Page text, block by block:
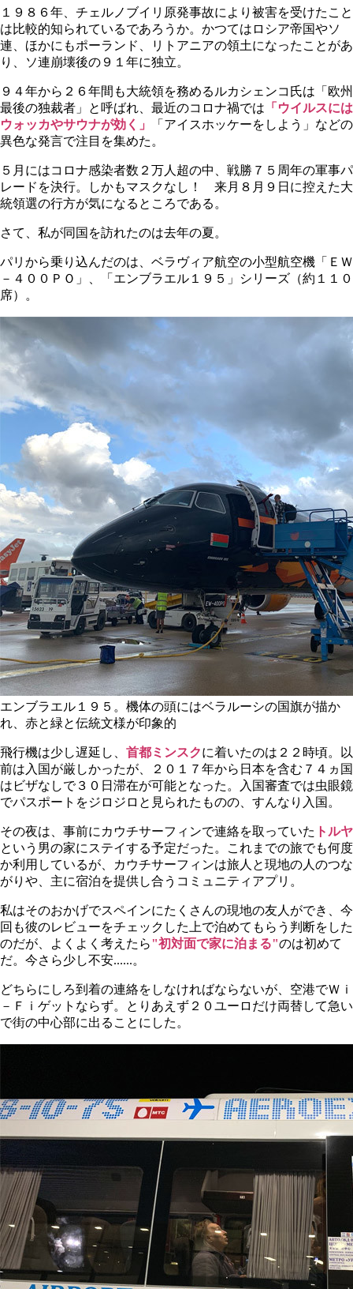
１９８６年、チェルノブイリ原発事故により被害を受けたこと
は比較的知られているであろうか。かつてはロシア帝国やソ
連、ほかにもポーランド、リトアニアの領土になったことがあ
り、ソ連崩壊後の９１年に独立。
９４年から２６年間も大統領を務めるルカシェンコ氏は「欧州
最後の独裁者」と呼ばれ、最近のコロナ禍では 「ウイルスには
ウォッカやサウナが効く」
「アイスホッケーをしよう」などの
異色な発言で注目を集めた。
５月にはコロナ感染者数２万人超の中、戦勝７５周年の軍事パ
レードを決行。しかもマスクなし！ 来月８月９日に控えた大
統領選の行方が気になるところである。
さて、私が同国を訪れたのは去年の夏。
パリから乗り込んだのは、ベラヴィア航空の小型航空機「ＥＷ
－４００ＰＯ」、「エンブラエル１９５」シリーズ（約１１０
席）。
エンブラエル１９５。機体の頭にはベラルーシの国旗が描か
れ、赤と緑と伝統文様が印象的
飛行機は少し遅延し、 首都ミンスクに着いたのは２２時頃。以
前は入国が厳しかったが、２０１７年から日本を含む７４ヵ国
はビザなしで３０日滞在が可能となった。入国審査では虫眼鏡
でパスポートをジロジロと見られたものの、すんなり入国。
その夜は、事前にカウチサーフィンで連絡を取っていた トルヤ
という男の家にステイする予定だった。これまでの旅でも何度
か利用しているが、カウチサーフィンは旅人と現地の人のつな
がりや、主に宿泊を提供し合うコミュニティアプリ。
私はそのおかげでスペインにたくさんの現地の友人ができ、今
回も彼のレビューをチェックした上で泊めてもらう判断をした
のだが、よくよく考えたら"初対面で家に泊まる"のは初めて
だ。今さら少し不安......。
どちらにしろ到着の連絡をしなければならないが、空港でＷｉ
－Ｆｉゲットならず。とりあえず２０ユーロだけ両替して急い
で街の中心部に出ることにした。